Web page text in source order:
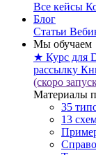
Все кейсы
Блог
Статьи
Мы обучаем
★ Курс для
рассылку
(скоро
Материалы
35
13